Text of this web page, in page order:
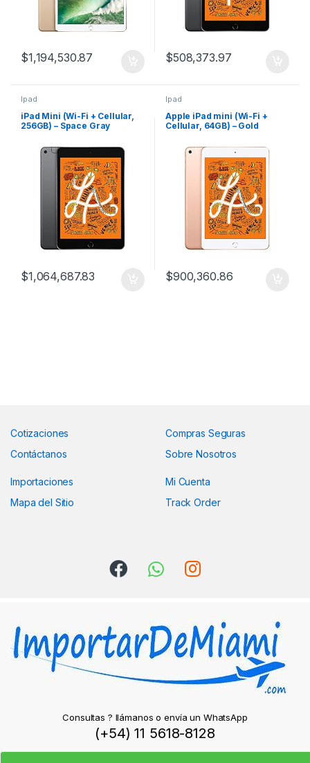
$1,194,530.87 $508,373.97
Ipad
iPad Mini (Wi-Fi + Cellular,
256GB) – Space Gray
$1,064,687.83
Ipad
Apple iPad mini (Wi-Fi +
Cellular, 64GB) – Gold
$900,360.86
Cotizaciones
Contáctanos
Compras Seguras
Sobre Nosotros
Importaciones
Mapa del Sitio
Mi Cuenta
Track Order
Consultas ? llámanos o envía un WhatsApp
(+54) 11 5618-8128